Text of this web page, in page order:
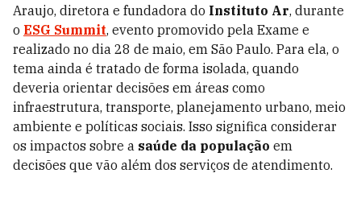
Araujo, diretora e fundadora do Instituto Ar, durante
o ESG Summit, evento promovido pela Exame e
realizado no dia 28 de maio, em São Paulo. Para ela, o
tema ainda é tratado de forma isolada, quando
deveria orientar decisões em áreas como
infraestrutura, transporte, planejamento urbano, meio
ambiente e políticas sociais. Isso significa considerar
os impactos sobre a saúde da população em
decisões que vão além dos serviços de atendimento.